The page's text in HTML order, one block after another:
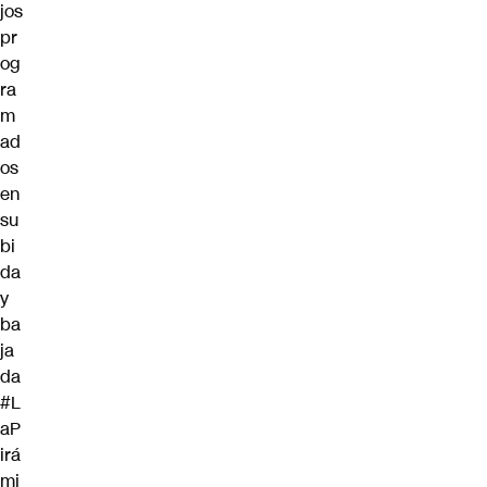
jos
pr
og
ra
m
ad
os
en
su
bi
da
y
ba
ja
da
#L
aP
irá
mi